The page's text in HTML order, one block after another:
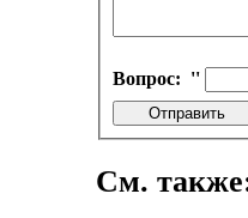
Вопрос: ''
См.